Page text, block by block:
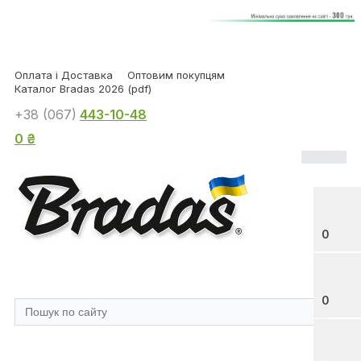
Оплата і Доставка
Оптовим покупцям
Каталог Bradas 2026 (pdf)
0
0
+38 (067) 443-10-48
0 ₴